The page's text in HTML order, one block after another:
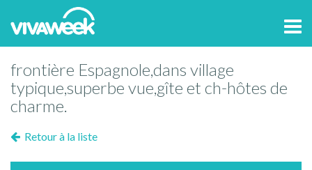
frontière Espagnole,dans village
typique,superbe vue,gîte et ch-hôtes de
charme.
Retour à la liste